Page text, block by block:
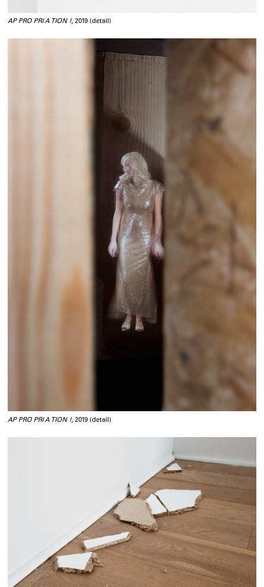
AP PRO PRI A TION !, 2019 (detail)
AP PRO PRI A TION !, 2019 (detail)